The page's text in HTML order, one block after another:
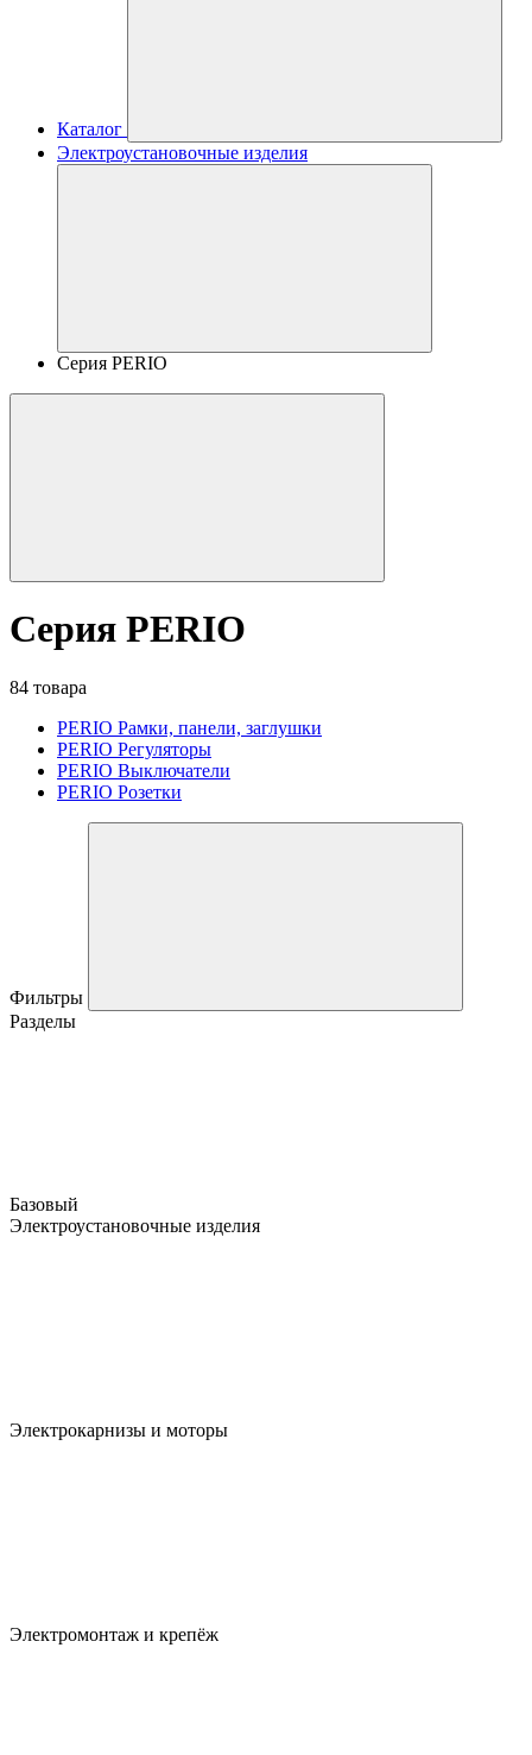
Каталог
Электроустановочные изделия
Серия PERIO
Серия PERIO
84 товара
PERIO Рамки, панели, заглушки
PERIO Регуляторы
PERIO Выключатели
PERIO Розетки
Фильтры
Разделы
Базовый
Электроустановочные изделия
Электрокарнизы и моторы
Электромонтаж и крепёж